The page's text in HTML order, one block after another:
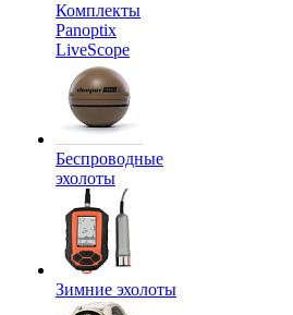
Комплекты
Panoptix
LiveScope
Беспроводные
эхолоты
Зимние эхолоты